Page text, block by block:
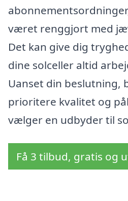
været renggjort med
Det kan give dig
dine solceller altid
Uanset din beslutning,
prioritere kvalitet og
vælger en udbyder til
Få 3 tilbud, gratis og